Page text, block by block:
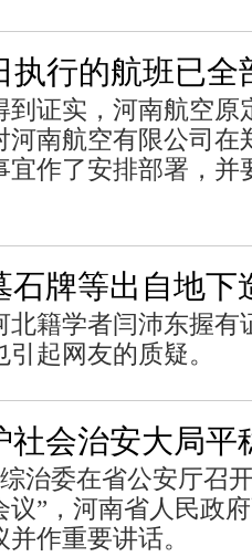
执行的航班已全
证实，河南航空原
河南航空有限公司在
宜作了安排部署，并
石牌等出自地下
北籍学者闫沛东握有
起网友的质疑。
社会治安大局平
治委在省公安厅召
”，河南省人民政
作重要讲话。